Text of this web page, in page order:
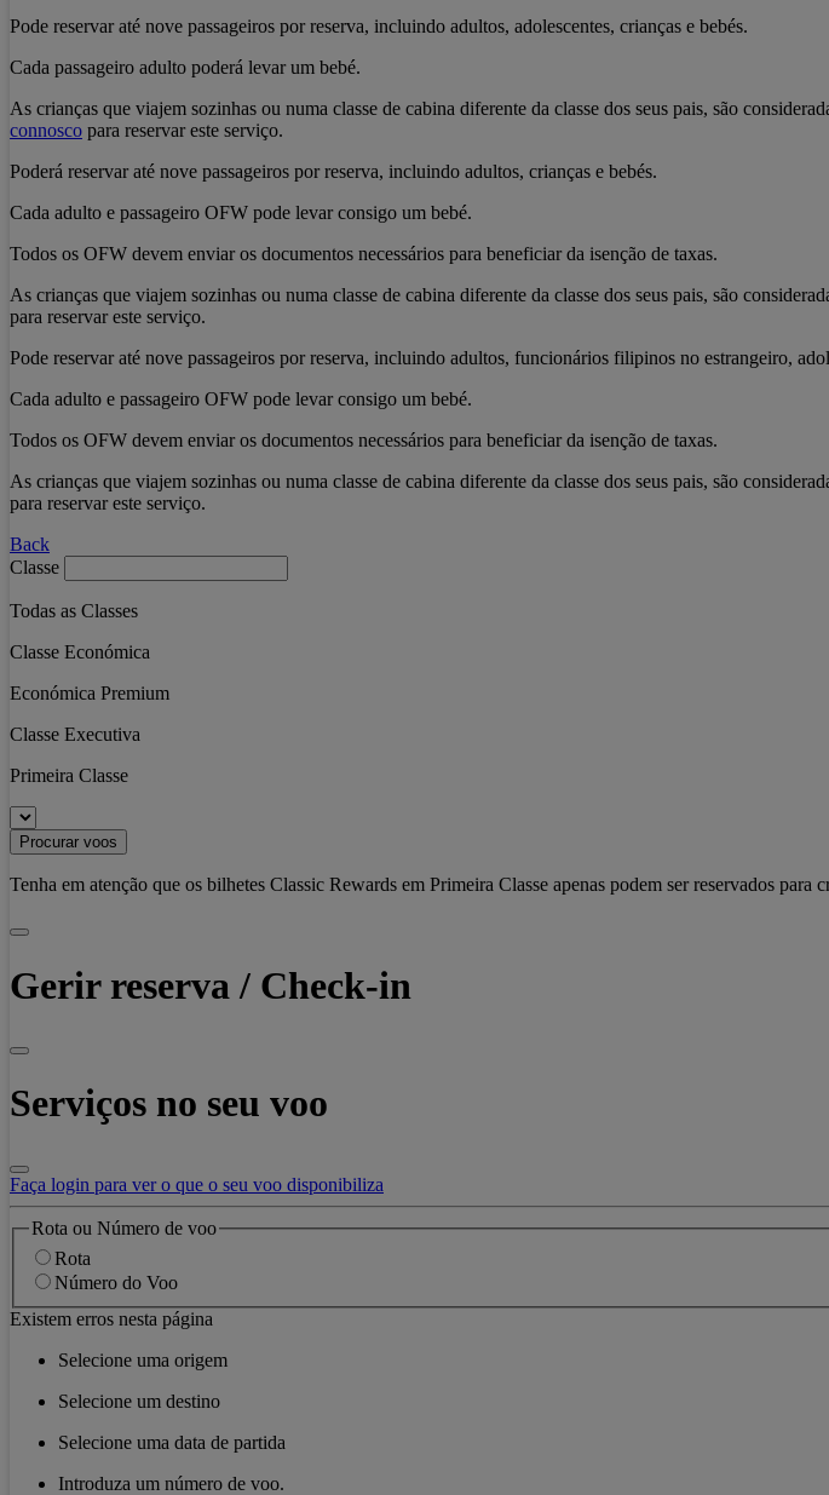
Pode reservar até nove passageiros por reserva, incluindo adultos, adolescentes, crianças e bebés.
Cada passageiro adulto poderá levar um bebé.
As crianças que viajem sozinhas ou numa classe de cabina diferente da classe dos seus pais, são
connosco para reservar este serviço.
Poderá reservar até nove passageiros por reserva, incluindo adultos, crianças e bebés.
Cada adulto e passageiro OFW pode levar consigo um bebé.
Todos os OFW devem enviar os documentos necessários para beneficiar da isenção de taxas.
As crianças que viajem sozinhas ou numa classe de cabina diferente da classe dos seus pais, são
para reservar este serviço.
Pode reservar até nove passageiros por reserva, incluindo adultos, funcionários filipinos no estrangeiro,
Cada adulto e passageiro OFW pode levar consigo um bebé.
Todos os OFW devem enviar os documentos necessários para beneficiar da isenção de taxas.
As crianças que viajem sozinhas ou numa classe de cabina diferente da classe dos seus pais, são
para reservar este serviço.
Back
Classe
Todas as Classes
Classe Económica
Económica Premium
Classe Executiva
Primeira Classe
Procurar voos
Tenha em atenção que os bilhetes Classic Rewards em Primeira Classe apenas podem ser reservados para
Gerir reserva / Check-in
Serviços no seu voo
Faça login para ver o que o seu voo disponibiliza
Rota ou Número de voo
Rota
Número do Voo
Existem erros nesta página
Selecione uma origem
Selecione um destino
Selecione uma data de partida
Introduza um número de voo.